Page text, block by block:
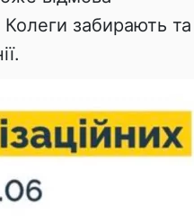
забирають та